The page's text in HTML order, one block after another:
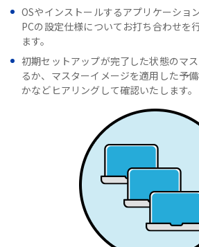
OSやインストールするアプリケーショ
PCの設定仕様についてお打ち合わせを
ます。
初期セットアップが完了した状態のマ
るか、マスターイメージを適用した予
かなどヒアリングして確認いたします。